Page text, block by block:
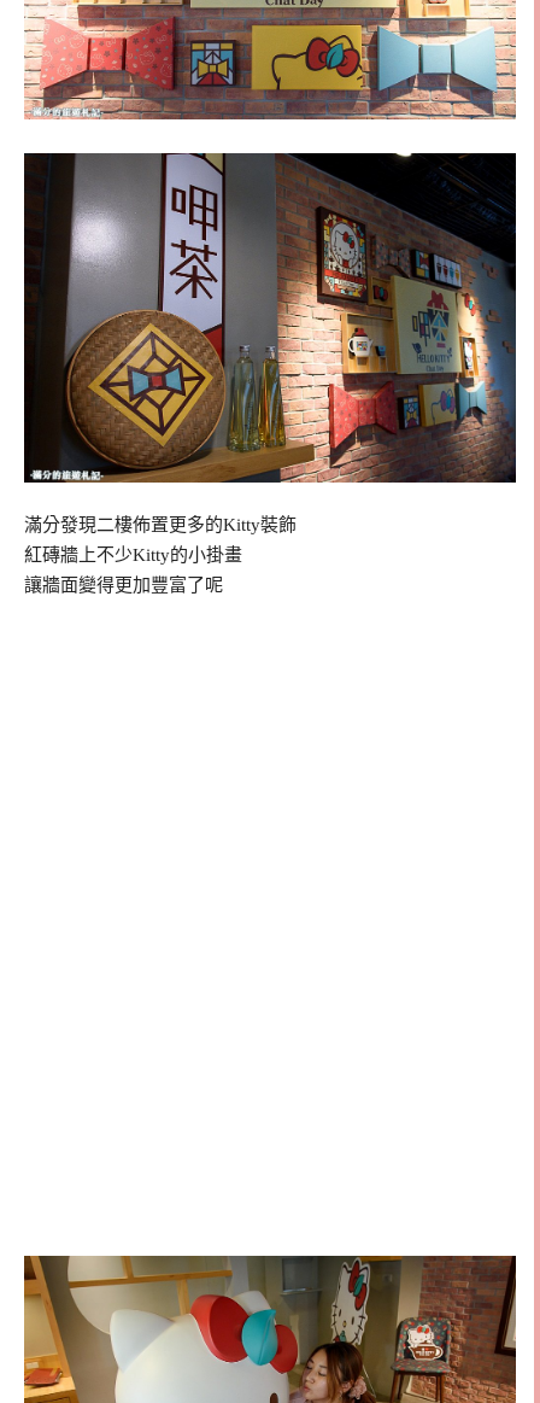
滿分發現二樓佈置更多的Kitty裝飾
紅磚牆上不少Kitty的小掛畫
讓牆面變得更加豐富了呢